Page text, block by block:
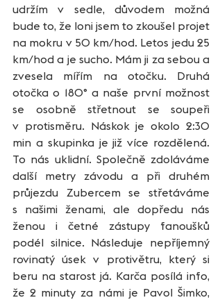
udržím v sedle, důvodem možná
bude to, že loni jsem to zkoušel projet
na mokru v 50 km/hod. Letos jedu 25
km/hod a je sucho. Mám ji za sebou a
zvesela mířím na otočku. Druhá
otočka o 180° a naše první možnost
se osobně střetnout se soupeři
v protisměru. Náskok je okolo 2:30
min a skupinka je již více rozdělená.
To nás uklidní. Společně zdoláváme
další metry závodu a při druhém
průjezdu Zubercem se střetáváme
s našimi ženami, ale dopředu nás
ženou i četné zástupy fanoušků
podél silnice. Následuje nepříjemný
rovinatý úsek v protivětru, který si
beru na starost já. Karča posílá info,
že 2 minuty za námi je Pavol Šimko,